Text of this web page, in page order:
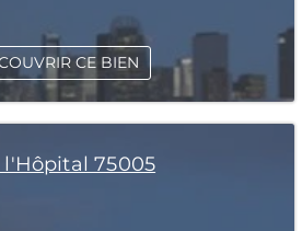
CE BIEN
75005